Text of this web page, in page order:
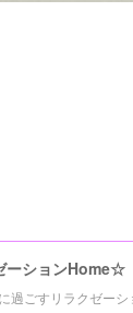
ーションHome☆
過ごすリラクゼー